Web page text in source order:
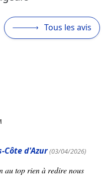
Tous les avis
(19/03/2026)
un voyage selon nos souhaits.